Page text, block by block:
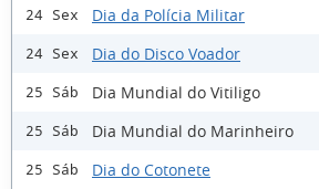
24 Sex Dia da Polícia Militar
24 Sex Dia do Disco Voador
25 Sáb Dia Mundial do Vitiligo
25 Sáb Dia Mundial do Marinheiro
25 Sáb Dia do Cotonete